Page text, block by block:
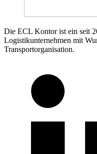
Die ECL Kontor ist ein seit
Logistikunternehmen mit
Transportorganisation.